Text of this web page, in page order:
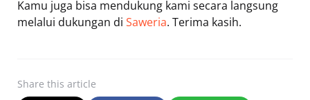
Kamu juga bisa mendukung kami secara langsung
melalui dukungan di Saweria. Terima kasih.
Share this article